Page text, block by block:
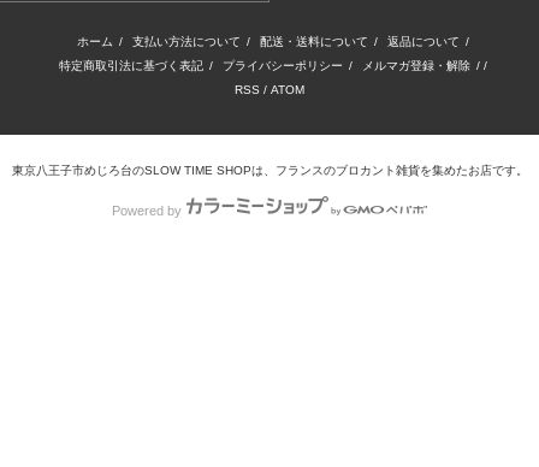
ホーム / 支払い方法について / 配送・送料について / 返品について /
特定商取引法に基づく表記 / プライバシーポリシー / メルマガ登録・解除 / /
RSS / ATOM
東京八王子市めじろ台のSLOW TIME SHOPは、フランスのブロカント雑貨を集めたお店です。
Powered by